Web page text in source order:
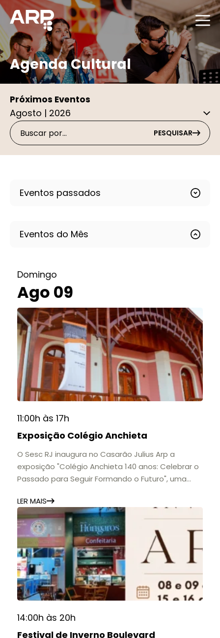
Agenda Cultural
Próximos Eventos
PESQUISAR
Eventos passados
Eventos do Mês
Domingo
Ago 09
11:00h às 17h
Exposição Colégio Anchieta
O Sesc RJ inaugura no Casarão Julius Arp a
exposição "Colégio Anchieta 140 anos: Celebrar o
Passado para Seguir Formando o Futuro", uma
importantes instituições de ensino de Nova
Friburgo e do Brasil.
A mostra convida o público a conhecer o legado
do Colégio Anchieta por meio de documentos,
histórias e marcos que evidenciam sua
contribuição para a educação, a cultura e a
formação de gerações.
📍 Casarão Julius Arp
📅 Até 30 de setembro
LER MAIS
14:00h às 20h
Festival de Inverno Boulevard